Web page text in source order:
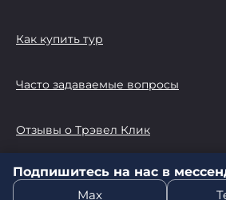
Как купить тур
Часто задаваемые вопросы
Отзывы о Трэвел Клик
© 2026 Трэвел Клик
Подпишитесь на нас в
Max